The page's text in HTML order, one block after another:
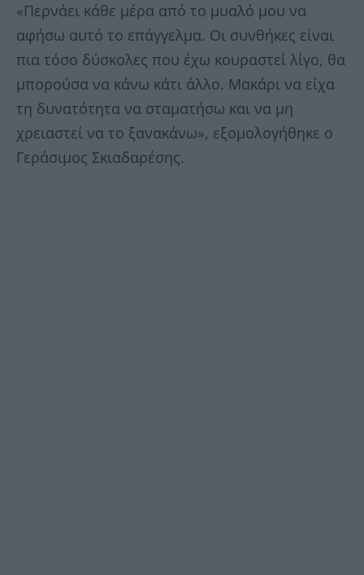
«Περνάει κάθε μέρα από το μυαλό μου να
αφήσω αυτό το επάγγελμα. Οι συνθήκες είναι
πια τόσο δύσκολες που έχω κουραστεί λίγο, θα
μπορούσα να κάνω κάτι άλλο. Μακάρι να είχα
τη δυνατότητα να σταματήσω και να μη
χρειαστεί να το ξανακάνω», εξομολογήθηκε ο
Γεράσιμος Σκιαδαρέσης.